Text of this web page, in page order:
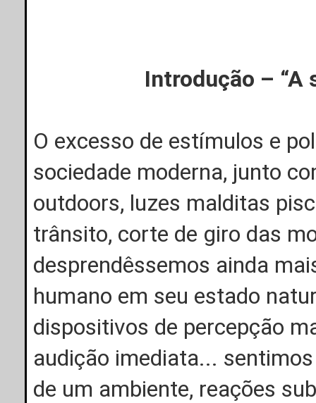
Introdução – “A
O excesso de estímulos e
sociedade moderna, junto
outdoors, luzes malditas
trânsito, corte de giro das
desprendêssemos ainda
humano em seu estado
dispositivos de percepção
audição imediata...
de um ambiente, reações